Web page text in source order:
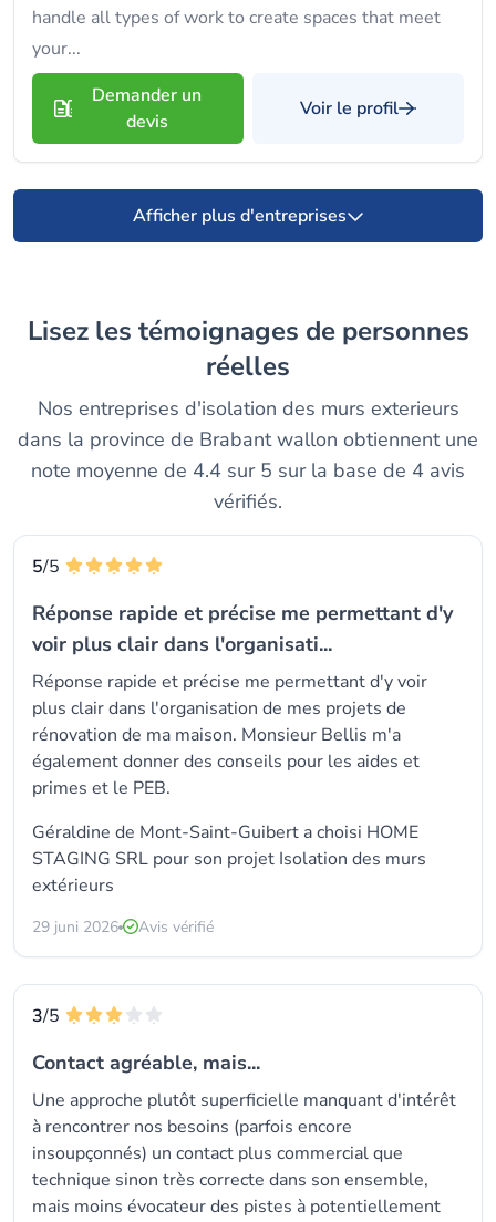
handle all types of work to create spaces that meet
your...
Demander un
devis
Voir le profil
Afficher plus d'entreprises
Lisez les témoignages de personnes
réelles
Nos entreprises d'isolation des murs exterieurs
dans la province de Brabant wallon obtiennent une
note moyenne de 4.4 sur 5 sur la base de 4 avis
vérifiés.
5/5
Réponse rapide et précise me permettant d'y
voir plus clair dans l'organisati...
Réponse rapide et précise me permettant d'y voir
plus clair dans l'organisation de mes projets de
rénovation de ma maison. Monsieur Bellis m'a
également donner des conseils pour les aides et
primes et le PEB.
Géraldine de Mont-Saint-Guibert a choisi HOME
STAGING SRL pour son projet Isolation des murs
extérieurs
29 juni 2026 Avis vérifié
3/5
Contact agréable, mais...
Une approche plutôt superficielle manquant d'intérêt
à rencontrer nos besoins (parfois encore
insoupçonnés) un contact plus commercial que
technique sinon très correcte dans son ensemble,
mais moins évocateur des pistes à potentiellement